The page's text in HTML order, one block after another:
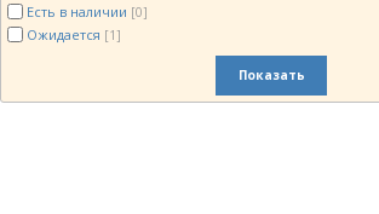
Есть в наличии [0]
Ожидается [1]
Показать